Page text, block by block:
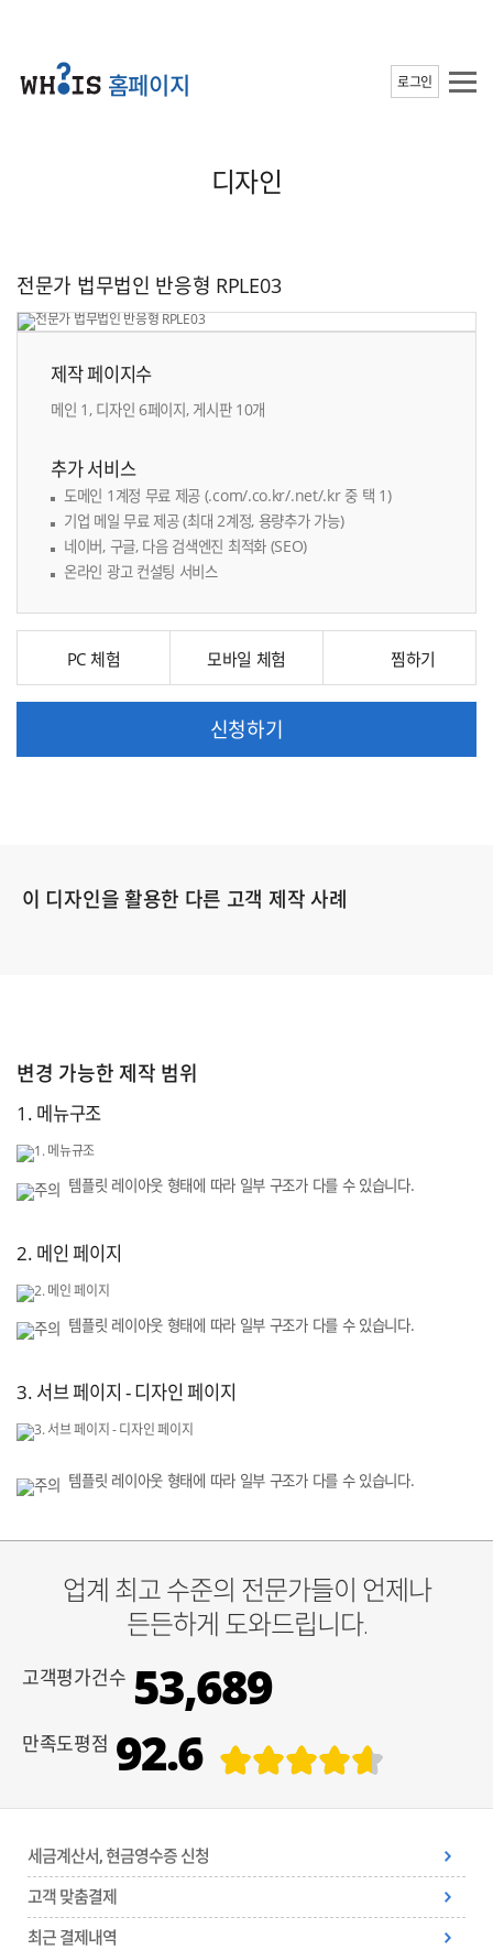
홈페이지 로그인
디자인
전문가 법무법인 반응형 RPLE03
제작 페이지수
메인 1, 디자인 6페이지, 게시판 10개
추가 서비스
도메인 1계정 무료 제공 (.com/.co.kr/.net/.kr 중 택 1)
기업 메일 무료 제공 (최대 2계정, 용량추가 가능)
네이버, 구글, 다음 검색엔진 최적화 (SEO)
온라인 광고 컨설팅 서비스
PC 체험 모바일 체험
신청하기
이 디자인을 활용한 다른 고객 제작 사례
변경 가능한 제작 범위
1. 메뉴구조
템플릿 레이아웃 형태에 따라 일부 구조가 다를 수 있습니다.
2. 메인 페이지
템플릿 레이아웃 형태에 따라 일부 구조가 다를 수 있습니다.
3. 서브 페이지 - 디자인 페이지
템플릿 레이아웃 형태에 따라 일부 구조가 다를 수 있습니다.
업계 최고 수준의 전문가들이 언제나
든든하게 도와드립니다.
고객평가건수 53,689
만족도평점 92.6
세금계산서, 현금영수증 신청
고객 맞춤결제
최근 결제내역